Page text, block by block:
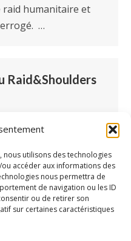
utilisons des technologies
accéder aux informations des
nous permettra de
de navigation ou les ID
ou de retirer son
sur certaines caractéristiques
raid humanitaire et
…
Raid&Shoulders
franc-comtois
le logiciel Airmes
défendre
en situation
Zoom sur un